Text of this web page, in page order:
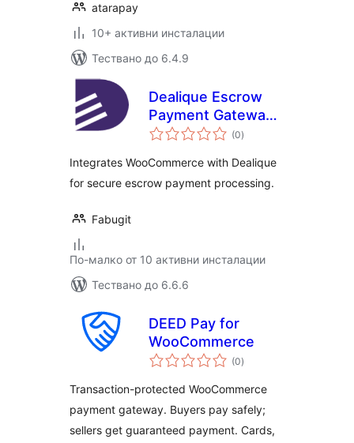
atarapay
10+ активни инсталации
Тествано до 6.4.9
Dealique Escrow
Payment Gateway
for WooCommerce
(0общо
оценки
)
Integrates WooCommerce with Dealique
for secure escrow payment processing.
Fabugit
По-малко от 10 активни инсталации
Тествано до 6.6.6
DEED Pay for
WooCommerce
(0общо
оценки
)
Transaction-protected WooCommerce
payment gateway. Buyers pay safely;
sellers get guaranteed payment. Cards,